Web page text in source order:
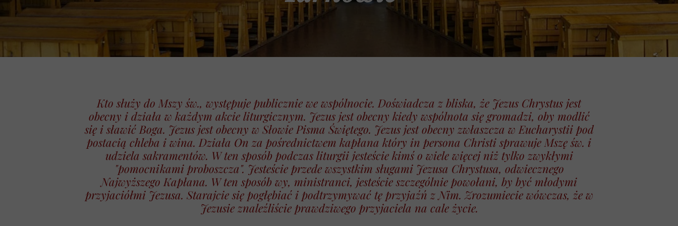
Kto służy do Mszy św., występuje publicznie we wspólnocie. Doświadcza z bliska, że Jezus Chrystus jest
obecny i działa w każdym akcie liturgicznym. Jezus jest obecny kiedy wspólnota się gromadzi, oby modlić
się i sławić Boga. Jezus jest obecny w Słowie Pisma Świętego. Jezus jest obecny zwłaszcza w Eucharystii pod
postacią chleba i wina. Działa On za pośrednictwem kapłana który in persona Christi sprawuje Mszę św. i
udziela sakramentów. W ten sposób podczas liturgii jesteście kimś o wiele więcej niż tylko zwykłymi
"pomocnikami proboszcza". Jesteście przede wszystkim sługami Jezusa Chrystusa, odwiecznego
Najwyższego Kapłana. W ten sposób wy, ministranci, jesteście szczególnie powołani, by być młodymi
przyjaciółmi Jezusa. Starajcie się pogłębiać i podtrzymywać tę przyjaźń z Nim. Zrozumiecie wówczas, że w
Jezusie znaleźliście prawdziwego przyjaciela na cale życie.